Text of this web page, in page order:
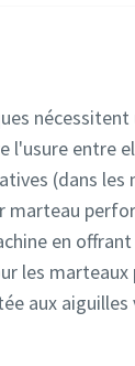
l'usure entre
(dans
marteau
en
les
aux